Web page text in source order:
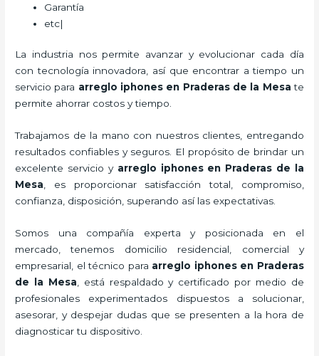
Garantía
etc|
La industria nos permite avanzar y evolucionar cada día
con tecnología innovadora, así que encontrar a tiempo un
servicio para arreglo iphones en Praderas de la Mesa te
permite ahorrar costos y tiempo.
Trabajamos de la mano con nuestros clientes, entregando
resultados confiables y seguros. El propósito de brindar un
excelente servicio y arreglo iphonesen Praderas de la
Mesa , es proporcionar satisfacción total, compromiso,
confianza, disposición, superando así las expectativas.
Somos una compañía experta y posicionada en el
mercado, tenemos domicilio residencial, comercial y
empresarial, el técnico para arreglo iphonesen Praderas
de la Mesa , está respaldado y certificado por medio de
profesionales experimentados dispuestos a solucionar,
asesorar, y despejar dudas que se presenten a la hora de
diagnosticar tu dispositivo.